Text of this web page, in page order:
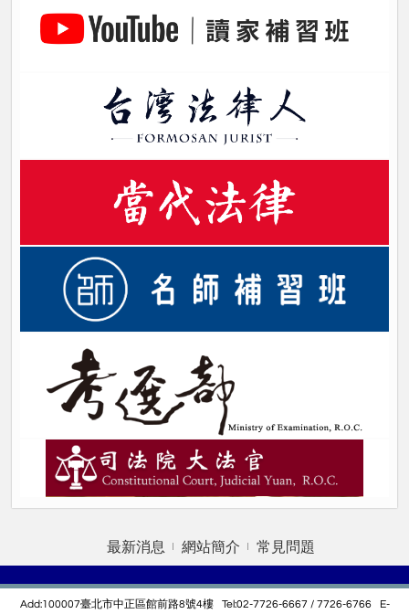
最新消息 網站簡介 常見問題
Add:100007臺北市中正區館前路8號4樓 Tel:02-7726-6667 / 7726-6766 E-